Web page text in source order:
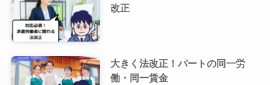
改正
大きく法改正！パートの同一労
働・同一賃金